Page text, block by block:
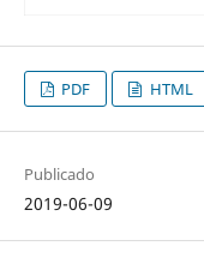
PDF HTML
Publicado
2019-06-09